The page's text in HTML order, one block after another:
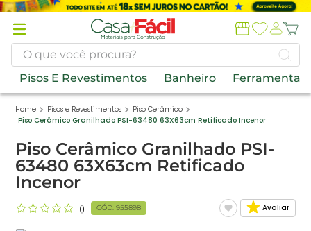
O que você procura?
Pisos E Revestimentos Banheiro Ferramentas
Pisos e Revestimentos
Piso Cerâmico
Piso Cerâmico Granilhado PSI-63480 63X63cm Retificado Incenor
Piso Cerâmico Granilhado PSI-
63480 63X63cm Retificado
Incenor
CÓD:955898 Avaliar
Termos
mais
buscados
º
piso
3º
porta
º
banheiros
5º
tinta
7º
revestimento